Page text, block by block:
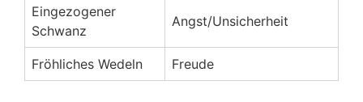
Eingezogener
Schwanz
Angst/Unsicherheit
Fröhliches Wedeln Freude